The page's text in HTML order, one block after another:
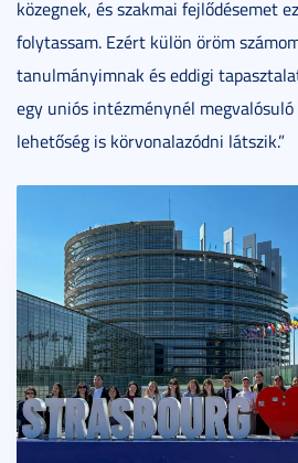
közegnek, és szakmai fejlődésemet
folytassam. Ezért külön öröm
tanulmányimnak és eddigi
egy uniós intézménynél
lehetőség is körvonalazódni látszik.”